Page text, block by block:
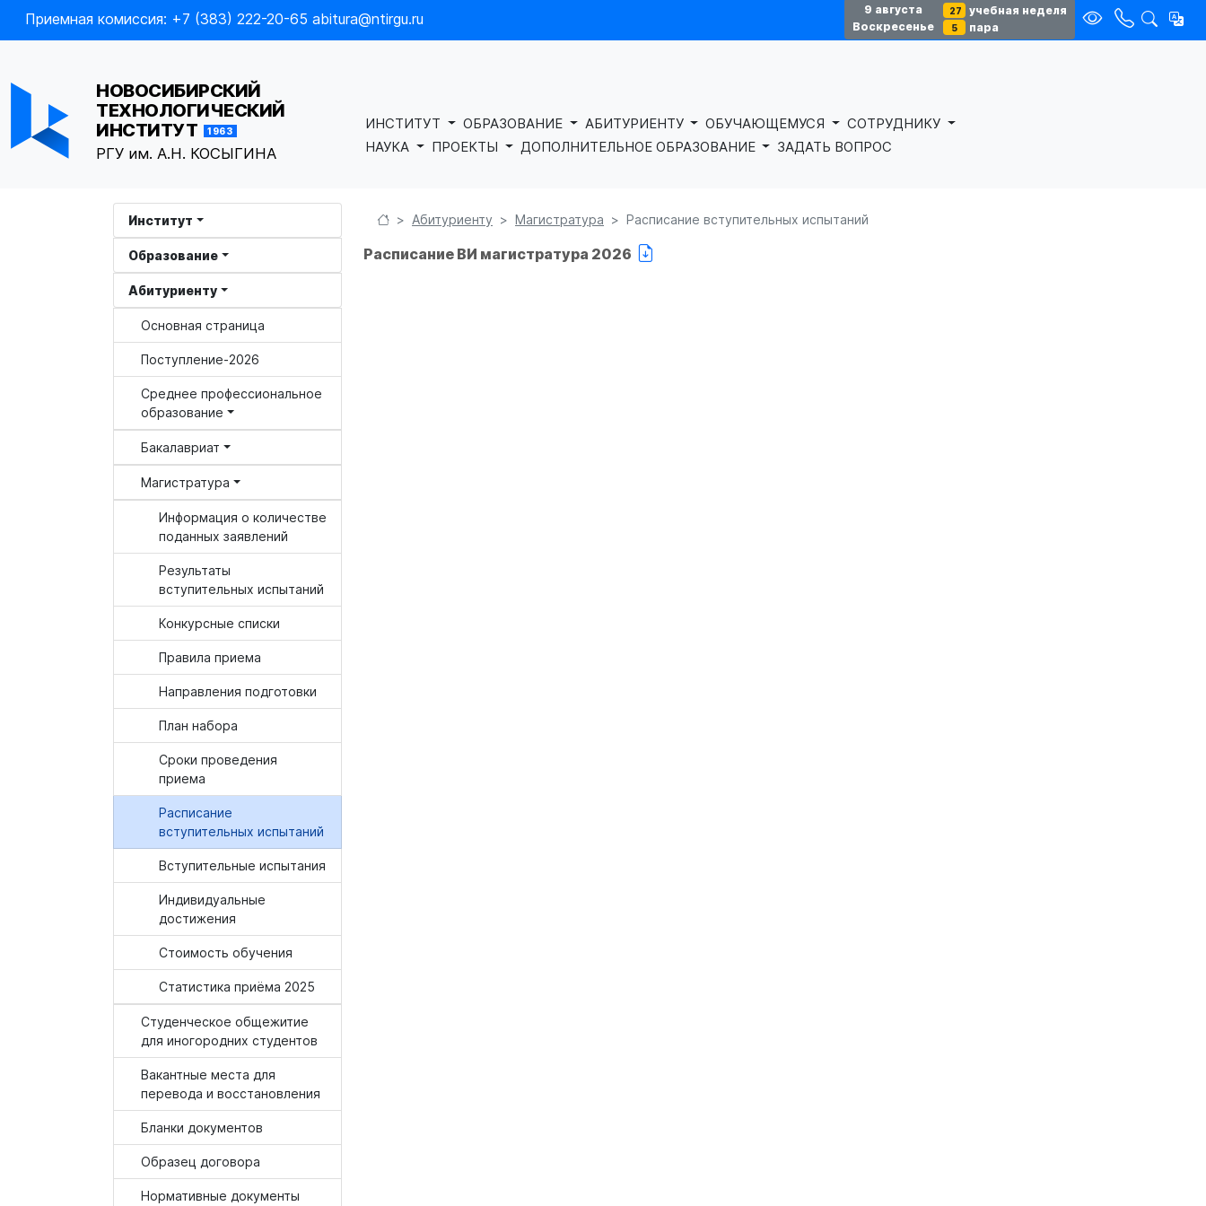
Приемная комиссия: +7 (383) 222-20-65 abitura@ntirgu.ru
9 августа 27
учебная неделя
Воскресенье
5 пара
НОВОСИБИРСКИЙ
ТЕХНОЛОГИЧЕСКИЙ
ИНСТИТУТ
1963
РГУ им. А.Н. КОСЫГИНА
ИНСТИТУТ ОБРАЗОВАНИЕ АБИТУРИЕНТУ ОБУЧАЮЩЕМУСЯ
СОТРУДНИКУ
НАУКА
ПРОЕКТЫ ДОПОЛНИТЕЛЬНОЕ ОБРАЗОВАНИЕ ЗАДАТЬ ВОПРОС
Институт
Образование
Абитуриенту
Основная страница
Поступление-2026
Среднее профессиональное
образование
Бакалавриат
Магистратура
Информация о количестве
поданных заявлений
Результаты
вступительных испытаний
Конкурсные списки
Правила приема
Направления подготовки
План набора
Сроки проведения
приема
Расписание
вступительных испытаний
Вступительные испытания
Индивидуальные
достижения
Стоимость обучения
Статистика приёма 2025
Студенческое общежитие
для иногородних студентов
Вакантные места для
перевода и восстановления
Бланки документов
Образец договора
Нормативные документы
Абитуриенту Магистратура Расписание вступительных испытаний
Расписание ВИ магистратура 2026